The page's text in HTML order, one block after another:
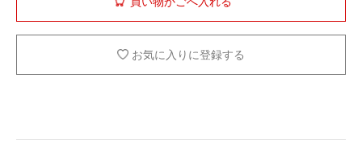
お気に入りに登録する